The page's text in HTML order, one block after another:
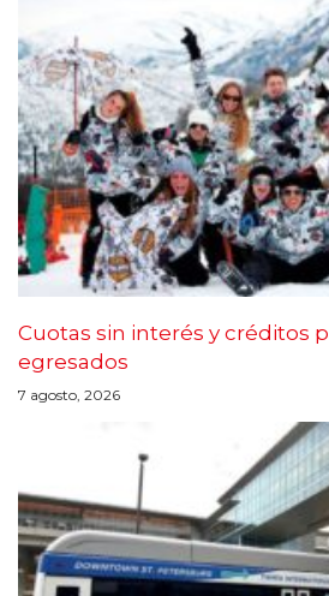
Cuotas sin interés y créditos
egresados
7 agosto, 2026